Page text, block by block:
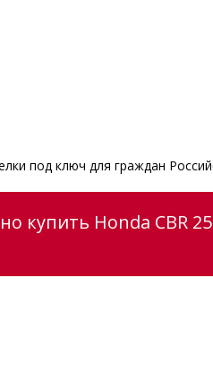
под ключ для граждан
купить Honda CBR